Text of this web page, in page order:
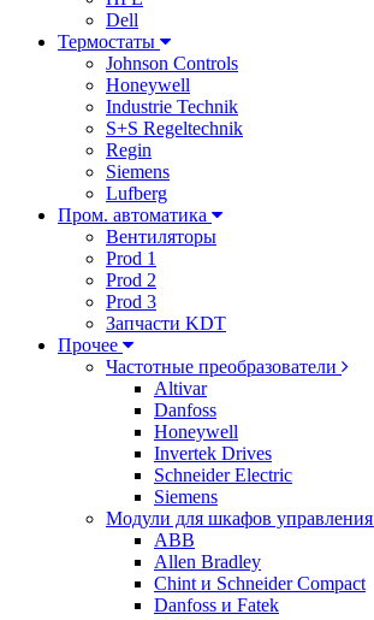
Dell
Термостаты
Johnson Controls
Honeywell
Industrie Technik
S+S Regeltechnik
Regin
Siemens
Lufberg
Пром. автоматика
Вентиляторы
Prod 1
Prod 2
Prod 3
Запчасти KDT
Прочее
Частотные преобразователи
Altivar
Danfoss
Honeywell
Invertek Drives
Schneider Electric
Siemens
Модули для шкафов управления
ABB
Allen Bradley
Chint и Schneider Compact
Danfoss и Fatek